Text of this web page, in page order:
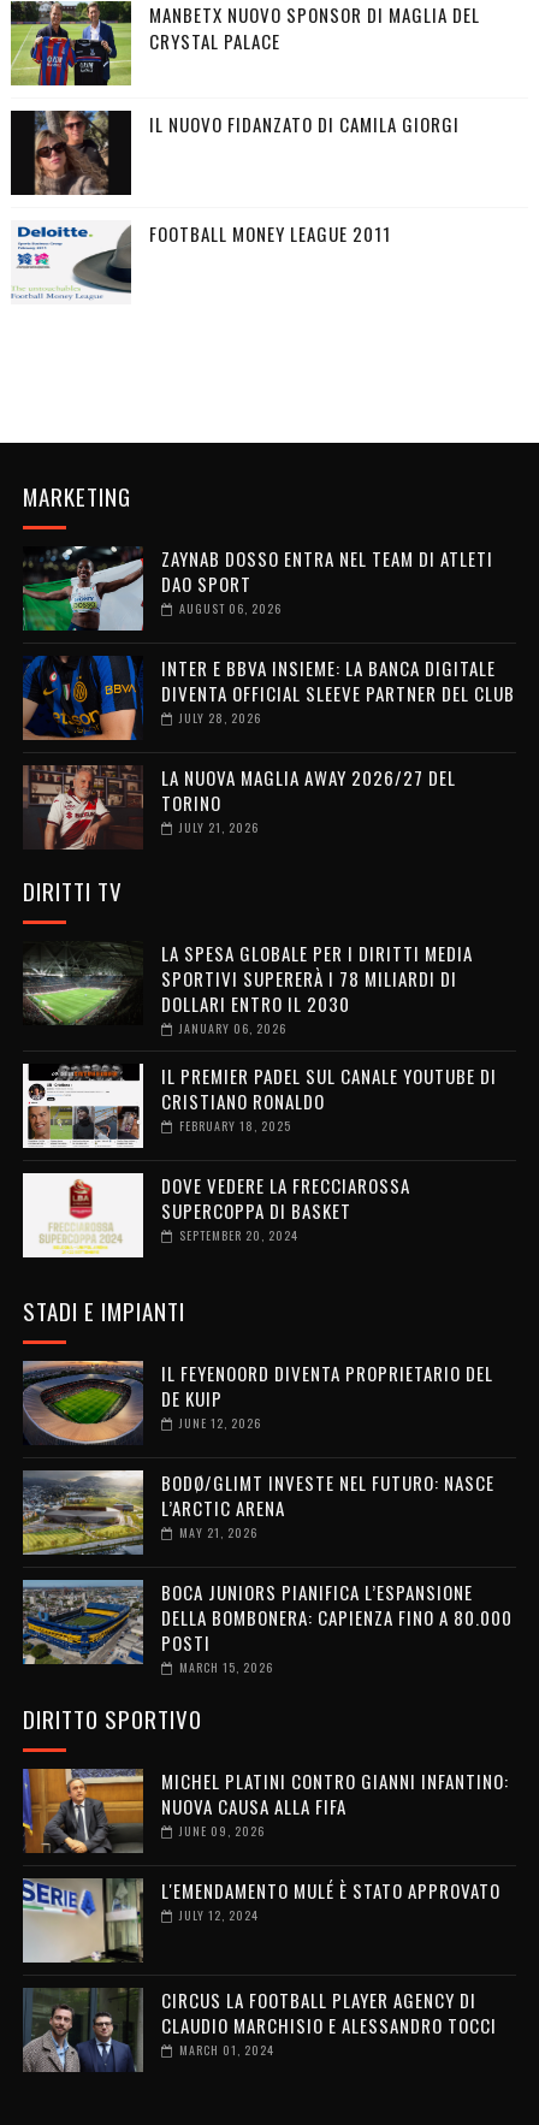
MANBETX NUOVO SPONSOR DI MAGLIA DEL
CRYSTAL PALACE
IL NUOVO FIDANZATO DI CAMILA GIORGI
FOOTBALL MONEY LEAGUE 2011
MARKETING
ZAYNAB DOSSO ENTRA NEL TEAM DI ATLETI
DAO SPORT
AUGUST 06, 2026
INTER E BBVA INSIEME: LA BANCA DIGITALE
DIVENTA OFFICIAL SLEEVE PARTNER DEL CLUB
JULY 28, 2026
LA NUOVA MAGLIA AWAY 2026/27 DEL
TORINO
JULY 21, 2026
DIRITTI TV
LA SPESA GLOBALE PER I DIRITTI MEDIA
SPORTIVI SUPERERÀ I 78 MILIARDI DI
DOLLARI ENTRO IL 2030
JANUARY 06, 2026
IL PREMIER PADEL SUL CANALE YOUTUBE DI
CRISTIANO RONALDO
FEBRUARY 18, 2025
DOVE VEDERE LA FRECCIAROSSA
SUPERCOPPA DI BASKET
SEPTEMBER 20, 2024
STADI E IMPIANTI
IL FEYENOORD DIVENTA PROPRIETARIO DEL
DE KUIP
JUNE 12, 2026
BODØ/GLIMT INVESTE NEL FUTURO: NASCE
L’ARCTIC ARENA
MAY 21, 2026
BOCA JUNIORS PIANIFICA L’ESPANSIONE
DELLA BOMBONERA: CAPIENZA FINO A 80.000
POSTI
MARCH 15, 2026
DIRITTO SPORTIVO
MICHEL PLATINI CONTRO GIANNI INFANTINO:
NUOVA CAUSA ALLA FIFA
JUNE 09, 2026
L'EMENDAMENTO MULÉ È STATO APPROVATO
JULY 12, 2024
CIRCUS LA FOOTBALL PLAYER AGENCY DI
CLAUDIO MARCHISIO E ALESSANDRO TOCCI
MARCH 01, 2024